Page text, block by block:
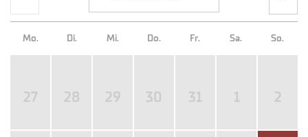
Mo. Di. Mi. Do. Fr. Sa. So.
27 28 29 30 31 1 2